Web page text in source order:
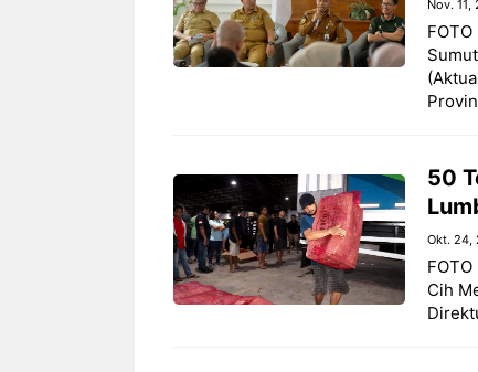
Nov. 11,
50
Okt. 24,
Cih